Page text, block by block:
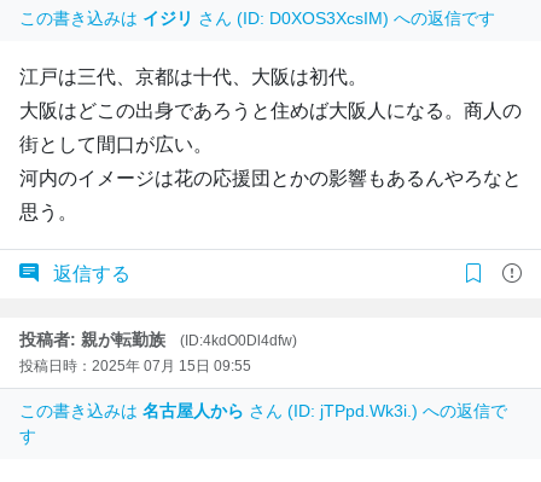
この書き込みは イジリ さん (ID: D0XOS3XcsIM) への返信です
江戸は三代、京都は十代、大阪は初代。
大阪はどこの出身であろうと住めば大阪人になる。商人の
街として間口が広い。
河内のイメージは花の応援団とかの影響もあるんやろなと
思う。
返信する
投稿者: 親が転勤族
(ID:4kdO0Dl4dfw)
投稿日時：2025年 07月 15日 09:55
この書き込みは 名古屋人から さん (ID: jTPpd.Wk3i.) への返信で
す